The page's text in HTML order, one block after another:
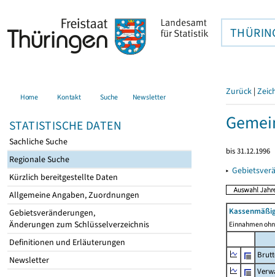
Home Kontakt Suche Newsletter
STATISTISCHE DATEN
Sachliche Suche
Regionale Suche
Kürzlich bereitgestellte Daten
Allgemeine Angaben, Zuordnungen
Gebietsveränderungen,
Änderungen zum Schlüsselverzeichnis
Definitionen und Erläuterungen
Newsletter
Zurück |
bis 31.12.1996
▸
Einnahmen